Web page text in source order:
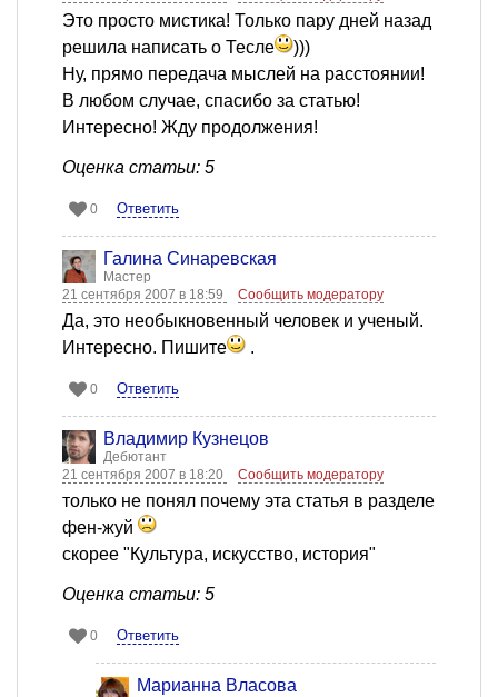
Это просто мистика! Только пару дней назад
решила написать о Тесле
)))
Ну, прямо передача мыслей на расстоянии!
В любом случае, спасибо за статью!
Интересно! Жду продолжения!
Оценка статьи: 5
0 Ответить
Галина Синаревская
Мастер
21 сентября 2007 в 18:59
Сообщить модератору
Да, это необыкновенный человек и ученый.
Интересно. Пишите
.
0 Ответить
Владимир Кузнецов
Дебютант
21 сентября 2007 в 18:20
Сообщить модератору
только не понял почему эта статья в разделе
фен-жуй
скорее "Культура, искусство, история"
Оценка статьи: 5
0 Ответить
Марианна Власова